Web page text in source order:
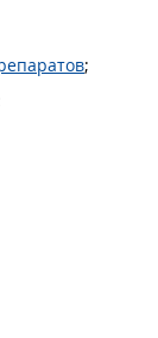
;